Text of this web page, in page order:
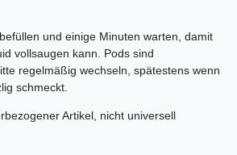
und einige Minuten warten, damit
vollsaugen kann. Pods sind
regelmäßig wechseln, spätestens wenn
schmeckt.
Artikel, nicht universell